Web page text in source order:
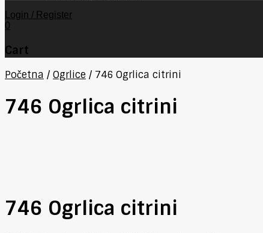
Login / Register
0
Cart
Početna / Ogrlice / 746 Ogrlica citrini
746 Ogrlica citrini
746 Ogrlica citrini